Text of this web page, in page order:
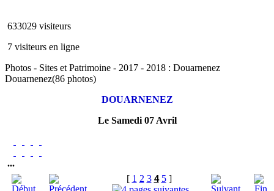
633029 visiteurs
7 visiteurs en ligne
Photos - Sites et Patrimoine - 2017 - 2018 : Douarnenez
Douarnenez(86 photos)
DOUARNENEZ
Le Samedi 07 Avril
...
[ 1 2 3 4 5]